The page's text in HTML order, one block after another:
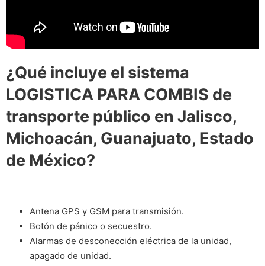
¿Qué incluye el sistema
LOGISTICA PARA COMBIS de
transporte público en Jalisco,
Michoacán, Guanajuato, Estado
de México?
Antena GPS y GSM para transmisión.
Botón de pánico o secuestro.
Alarmas de desconección eléctrica de la unidad,
apagado de unidad.